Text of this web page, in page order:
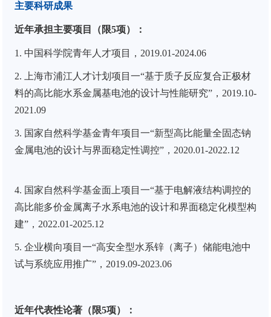
主要科研成果
近年承担主要项目（限5项）：
1. 中国科学院青年人才项目， 2019.01-2024.06
2. 上海市浦江人才计划项目一“基于质子反应复合正极材
料的高比能水系金属基电池的设计与性能研究” ， 2019.10-
2021.09
3. 国家自然科学基金青年项目一“新型高比能量全固态钠
金属电池的设计与界面稳定性调控” ， 2020.01-2022.12
4. 国家自然科学基金面上项目一“基于电解液结构调控的
高比能多价金属离子水系电池的设计和界面稳定化模型构
建” ， 2022.01-2025.12
5. 企业横向项目一“高安全型水系锌（离子）储能电池中
试与系统应用推广” ， 2019.09-2023.06
近年代表性论著（限5项）：